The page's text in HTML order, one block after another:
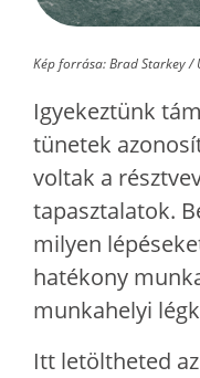
Kép forrása: Brad Starkey /
Igyekeztünk
tünetek
voltak a
tapasztalatok.
milyen
hatékony
munkahelyi
Itt letöltheted